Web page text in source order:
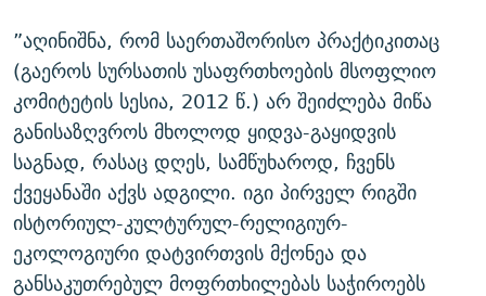
”აღინიშნა, რომ საერთაშორისო პრაქტიკითაც
(გაეროს სურსათის უსაფრთხოების მსოფლიო
კომიტეტის სესია, 2012 წ.) არ შეიძლება მიწა
განისაზღვროს მხოლოდ ყიდვა-გაყიდვის
საგნად, რასაც დღეს, სამწუხაროდ, ჩვენს
ქვეყანაში აქვს ადგილი. იგი პირველ რიგში
ისტორიულ-კულტურულ-რელიგიურ-
ეკოლოგიური დატვირთვის მქონეა და
განსაკუთრებულ მოფრთხილებას საჭიროებს